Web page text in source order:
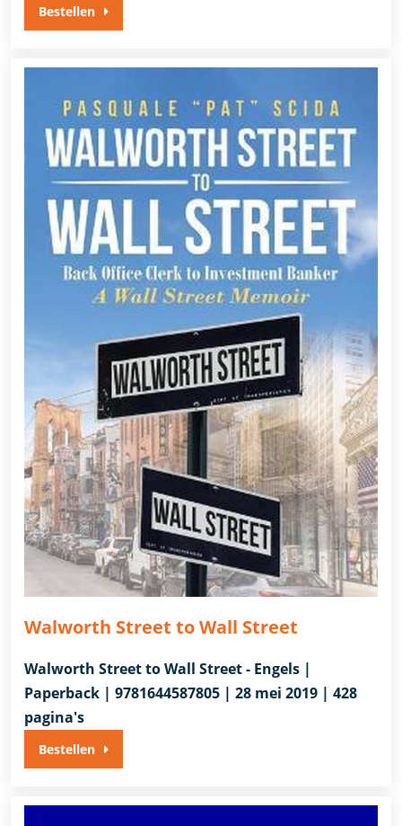
Bestellen
Walworth Street to Wall Street
Walworth Street to Wall Street - Engels |
Paperback | 9781644587805 | 28 mei 2019 | 428
pagina's
Bestellen